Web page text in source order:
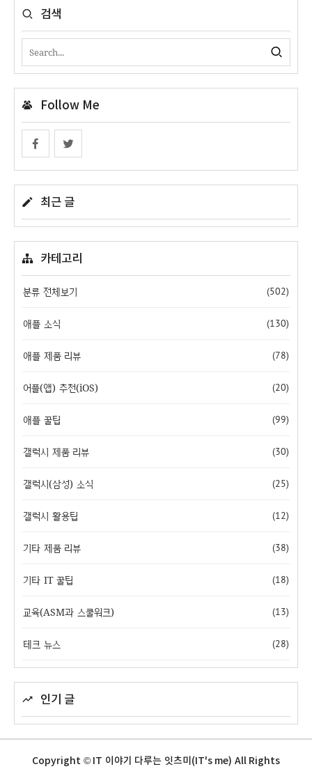
검색
Follow Me
최근 글
카테고리
분류 전체보기 (502)
애플 소식 (130)
애플 제품 리뷰 (78)
어플(앱) 추천(iOS) (20)
애플 꿀팁 (99)
갤럭시 제품 리뷰 (30)
갤럭시(삼성) 소식 (25)
갤럭시 활용팁 (12)
기타 제품 리뷰 (38)
기타 IT 꿀팁 (18)
교육(ASM과 스쿨워크) (13)
테크 뉴스 (28)
인기 글
Copyright © IT 이야기 다루는 잇츠미(IT's me) All Rights